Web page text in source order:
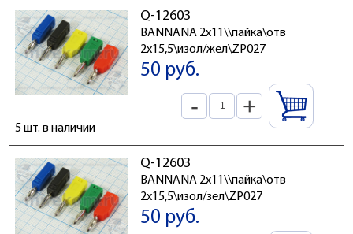
Q-12603
BANNANA 2x11\\пайка\отв
2x15,5\изол/жел\ZP027
50 руб.
- +
5 шт. в наличии
Q-12603
BANNANA 2x11\\пайка\отв
2x15,5\изол/зел\ZP027
50 руб.